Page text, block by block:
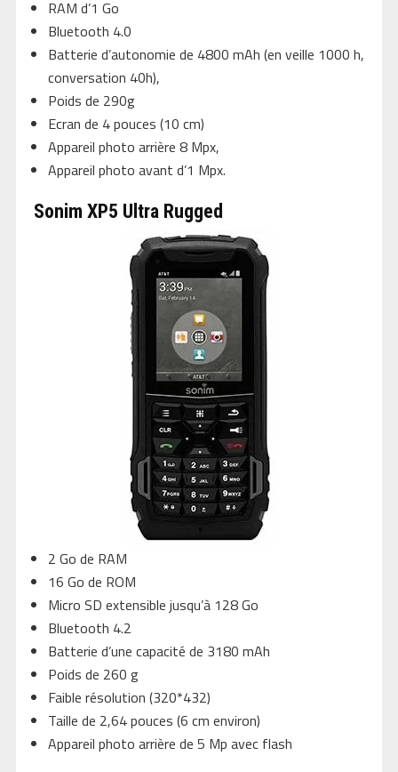
RAM d’1 Go
Bluetooth 4.0
Batterie d’autonomie de 4800 mAh (en veille 1000 h,
conversation 40h),
Poids de 290g
Ecran de 4 pouces (10 cm)
Appareil photo arrière 8 Mpx,
Appareil photo avant d’1 Mpx.
Sonim XP5 Ultra Rugged
2 Go de RAM
16 Go de ROM
Micro SD extensible jusqu’à 128 Go
Bluetooth 4.2
Batterie d’une capacité de 3180 mAh
Poids de 260 g
Faible résolution (320*432)
Taille de 2,64 pouces (6 cm environ)
Appareil photo arrière de 5 Mp avec flash